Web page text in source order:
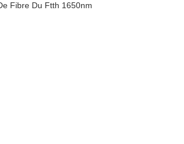
Fibre Du Ftth 1650nm